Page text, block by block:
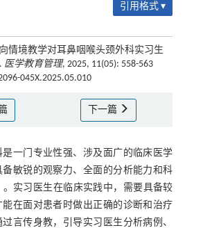
引用格式 ▾
情境教学对耳鼻咽喉头颈外科实习生
医学教育管理, 2025, 11(05): 558-563
045X.2025.05.010
下一篇
一门专业性强、涉及面广的临床医学
敏锐的观察力、全面的分析能力和科
。实习医生在临床实践中，需要具备较
在面对患者时做出正确的诊断和治疗
言传身教，引导实习医生分析病例、